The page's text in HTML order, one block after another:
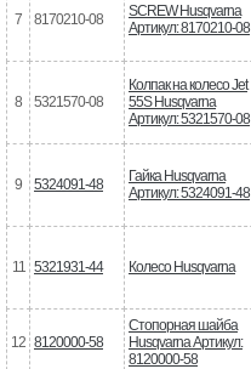
7 8170210-08
SCREW Husqvarna
Артикул: 8170210-08
8 5321570-08
Колпак на колесо Jet
55S Husqvarna
Артикул: 5321570-08
9 5324091-48
Гайка Husqvarna
Артикул: 5324091-48
11 5321931-44 Колесо Husqvarna
12 8120000-58
Стопорная шайба
Husqvarna Артикул:
8120000-58